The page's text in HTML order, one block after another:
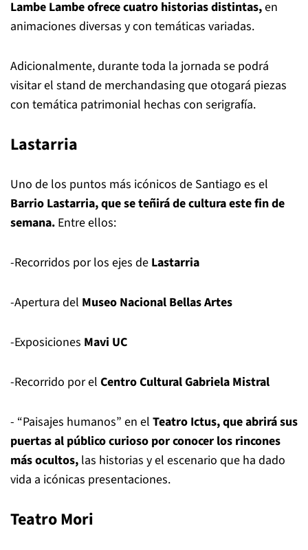
Lambe Lambe ofrece cuatro historias distintas,en
animaciones diversas y con temáticas variadas.
Adicionalmente, durante toda la jornada se podrá
visitar el stand de merchandasing que otogará piezas
con temática patrimonial hechas con serigrafía.
Lastarria
Uno de los puntos más icónicos de Santiago es el
Barrio Lastarria, que se teñirá de cultura este fin de
semana. Entre ellos:
-Recorridos por los ejes de Lastarria
-Apertura del Museo Nacional Bellas Artes
-Exposiciones Mavi UC
-Recorrido por el Centro Cultural Gabriela Mistral
- “Paisajes humanos” en el Teatro Ictus, que abrirá sus
puertas al público curioso por conocer los rincones
más ocultos, las historias y el escenario que ha dado
vida a icónicas presentaciones.
Teatro Mori